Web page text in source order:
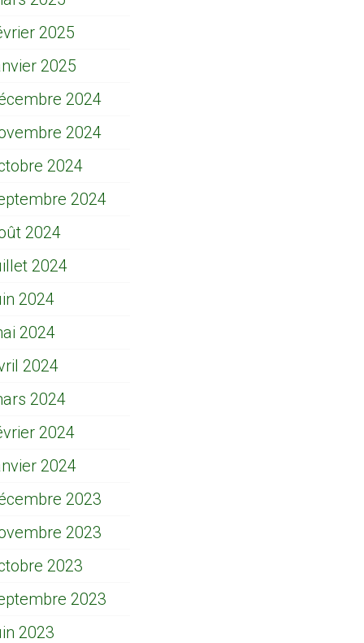
2025
2025
2024
2024
2024
2024
2024
2024
2024
2024
2024
2024
2024
2024
2023
2023
2023
2023
2023